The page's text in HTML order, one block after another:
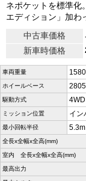
ネポケットを標準化
エディション」加わ
中古車価格
新車時価格
車両重量
ホイールベース
駆動方式 4WD
ミッション位置 イン
最小回転半径 5.3m
全長x全幅x全高(mm)
室内 全長x全幅x全高(mm)
最高出力